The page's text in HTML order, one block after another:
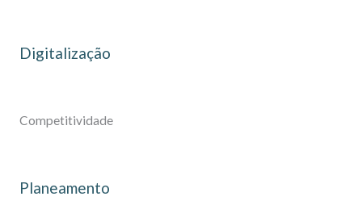
Digitalização
Competitividade
Planeamento